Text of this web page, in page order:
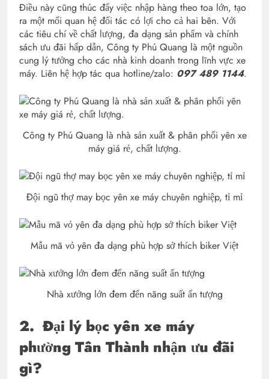
Điều này cũng thúc đẩy việc nhập hàng theo toa lớn, tạo
ra một mối quan hệ đối tác có lợi cho cả hai bên. Với
các tiêu chí về chất lượng, đa dạng sản phẩm và chính
sách ưu đãi hấp dẫn, Công ty Phú Quang là một nguồn
cung lý tưởng cho các nhà kinh doanh trong lĩnh vực xe
máy. Liên hệ hợp tác qua hotline/zalo: 097 489 1144.
Công ty Phú Quang là nhà sản xuất & phân phối yên xe
máy giá rẻ, chất lượng.
Đội ngũ thợ may bọc yên xe máy chuyên nghiệp, tỉ mỉ
Mẫu mã vỏ yên đa dạng phù hợp sở thích biker Việt
Nhà xưởng lớn đem đến năng suất ấn tượng
2. Đại lý bọc yên xe máy
phường Tân Thành nhận ưu đãi
gì?